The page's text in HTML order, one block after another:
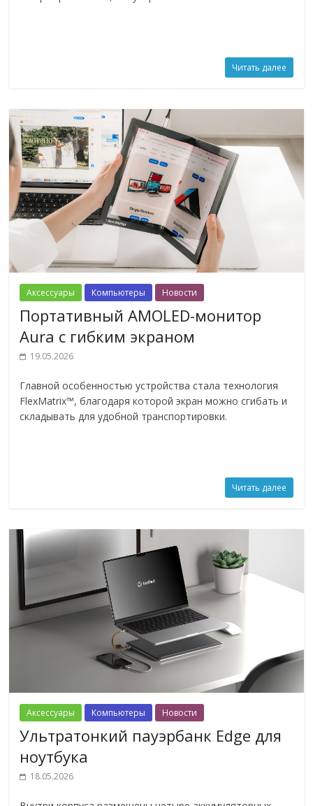
Читать далее
Аксессуары Компьютеры Новости
Портативный AMOLED-монитор
Aura с гибким экраном
19.05.2026
Главной особенностью устройства стала технология
FlexMatrix™, благодаря которой экран можно сгибать и
складывать для удобной транспортировки.
Читать далее
Аксессуары Компьютеры Новости
Ультратонкий пауэрбанк Edge для
ноутбука
18.05.2026